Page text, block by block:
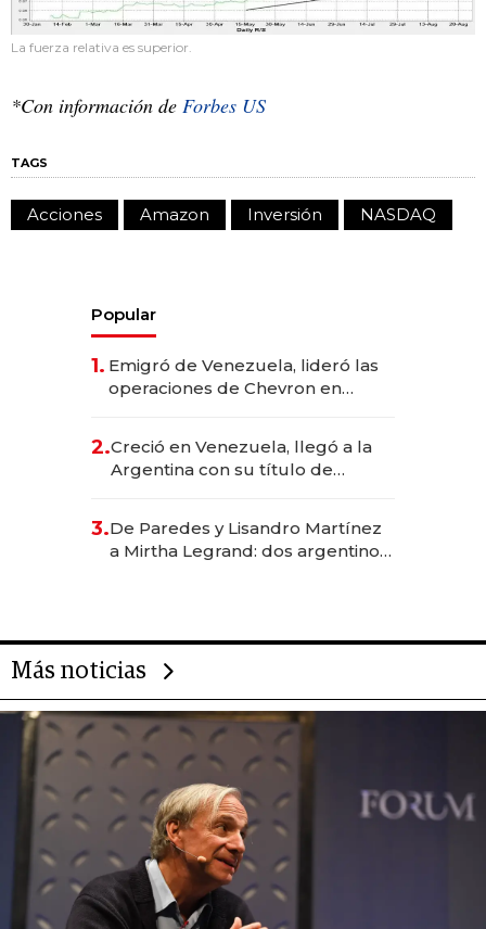
La fuerza relativa es superior.
*Con información de Forbes US
TAGS
Acciones Amazon Inversión NASDAQ
Popular
1. Emigró de Venezuela, lideró las
operaciones de Chevron en
2.Creció en Venezuela, llegó a la
Argentina con su título de
las marcas "fast premium"
3.De Paredes y Lisandro Martínez
a Mirtha Legrand: dos argentinos
Más noticias